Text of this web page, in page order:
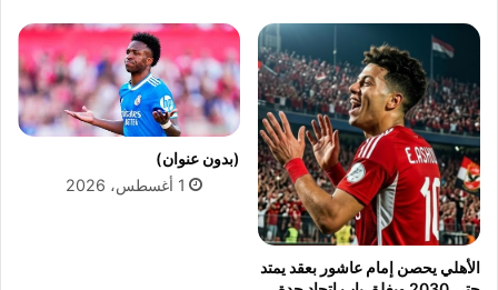
م
ر
ي
ة
ص
ع
د
ا
ل
غ
ا
ر
ت
الأهلي يحصن إمام عاشور بعقد يمتد
(بدون عنوان)
1 أغسطس، 2026